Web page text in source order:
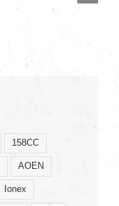
158CC
AOEN
Ionex